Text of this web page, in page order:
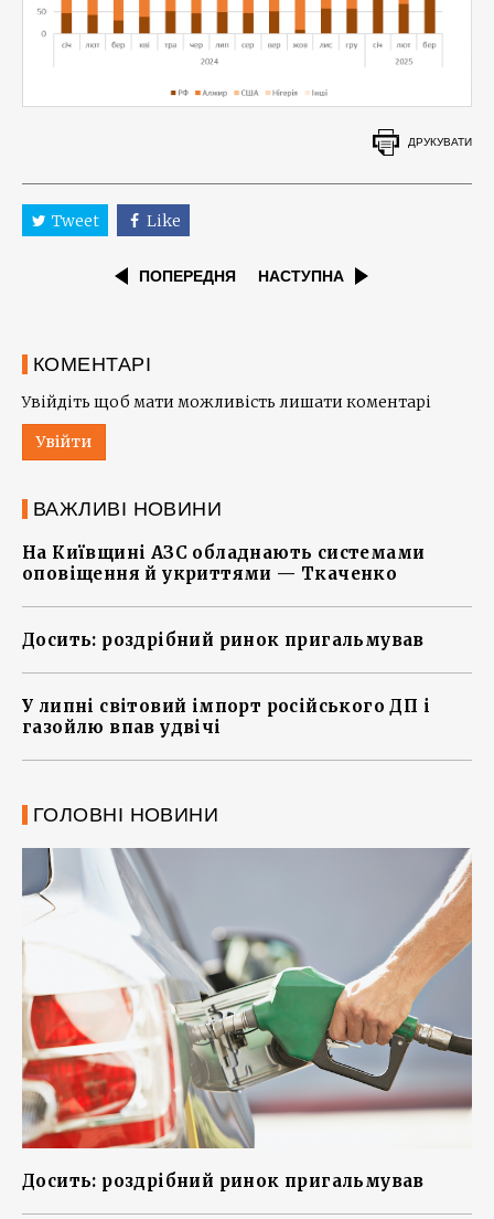
ДРУКУВАТИ
Tweet Like
ПОПЕРЕДНЯ НАСТУПНА
КОМЕНТАРІ
Увійдіть щоб мати можливість лишати коментарі
Увійти
ВАЖЛИВІ НОВИНИ
На Київщині АЗС обладнають системами
оповіщення й укриттями — Ткаченко
Досить: роздрібний ринок пригальмував
У липні світовий імпорт російського ДП і
газойлю впав удвічі
ГОЛОВНІ НОВИНИ
Досить: роздрібний ринок пригальмував